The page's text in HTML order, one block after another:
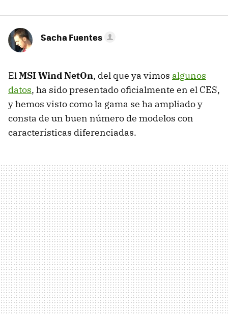
Sacha Fuentes
ElMSIWind NetOn, del que ya vimos algunos
datos, ha sido presentado oficialmente en el CES,
y hemos visto como la gama se ha ampliado y
consta de un buen número de modelos con
características diferenciadas.